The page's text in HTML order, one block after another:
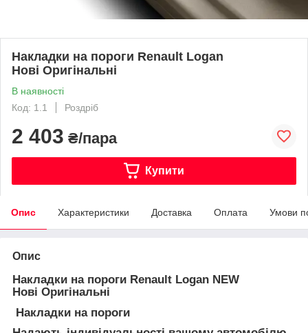
Накладки на пороги Renault Logan
Нові Оригінальні
В наявності
Код: 1.1
Роздріб
2 403 ₴/пара
Купити
Опис Характеристики Доставка Оплата Умови
Опис
Накладки на пороги Renault Logan NEW
Нові Оригінальні
Накладки на пороги